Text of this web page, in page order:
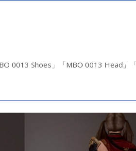
0013 Shoes」「MBO 0013 Head」